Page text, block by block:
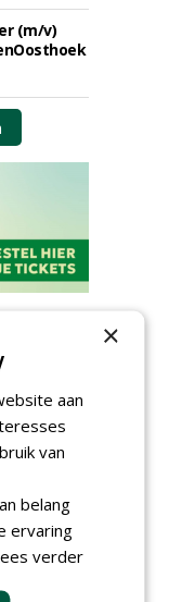
(m/v)
×
aan
van
belang
ervaring
verder